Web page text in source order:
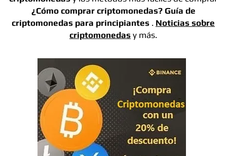
¿Cómo comprar criptomonedas? Guía de
criptomonedas para principiantes . Noticias sobre
criptomonedas y más.